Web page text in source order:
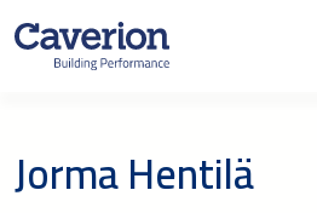
Jorma Hentilä